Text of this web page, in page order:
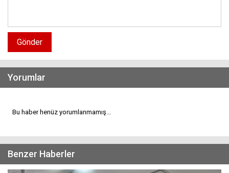
Gönder
Yorumlar
Bu haber henüz yorumlanmamış...
Benzer Haberler